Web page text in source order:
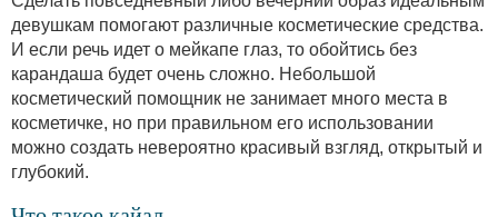
девушкам помогают различные косметические средства.
И если речь идет о мейкапе глаз, то обойтись без
карандаша будет очень сложно. Небольшой
косметический помощник не занимает много места в
косметичке, но при правильном его использовании
можно создать невероятно красивый взгляд, открытый и
глубокий.